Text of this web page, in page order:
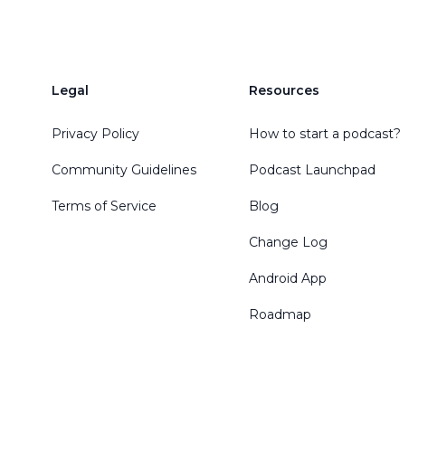
Legal
Privacy Policy
Community Guidelines
Terms of Service
Resources
How to start a podcast?
Podcast Launchpad
Blog
Change Log
Android App
Roadmap